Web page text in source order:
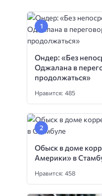
Ондер: «Без
Оджалана в
продолжаться»
Нравится: 485
Обыск в доме
Америки» в
Нравится: 458